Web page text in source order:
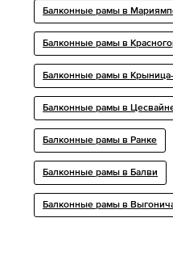
Балконные рамы в
Балконные рамы в
Балконные рамы в
Балконные рамы в
Балконные рамы в Ранке
Балконные рамы в Балви
Балконные рамы в